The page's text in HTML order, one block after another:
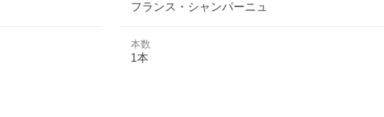
フランス・シャンパーニュ
本数
1本